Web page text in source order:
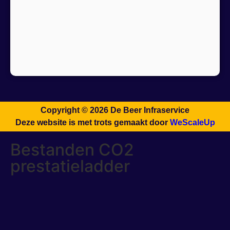
Copyright © 2026 De Beer Infraservice
Deze website is met trots gemaakt door WeScaleUp
Bestanden CO2
prestatieladder